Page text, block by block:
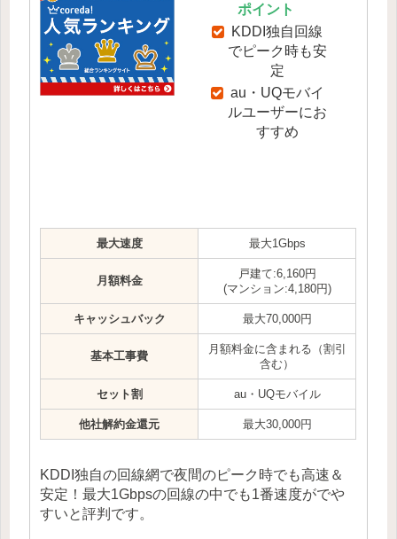
ポイント
KDDI独自回線
でピーク時も安
定
au・UQモバイ
ルユーザーにお
すすめ
最大速度 最大1Gbps
月額料金
戸建て:6,160円
(マンション:4,180円)
キャッシュバック 最大70,000円
基本工事費
月額料金に含まれる（割引
含む）
セット割 au・UQモバイル
他社解約金還元 最大30,000円
KDDI独自の回線網で夜間のピーク時でも高速＆
安定！最大1Gbpsの回線の中でも1番速度がでや
すいと評判です。